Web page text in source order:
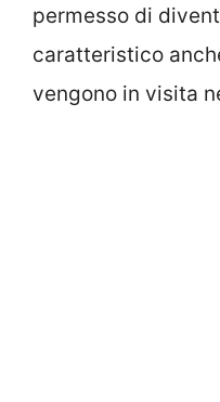
permesso di
caratteristico
vengono in visita